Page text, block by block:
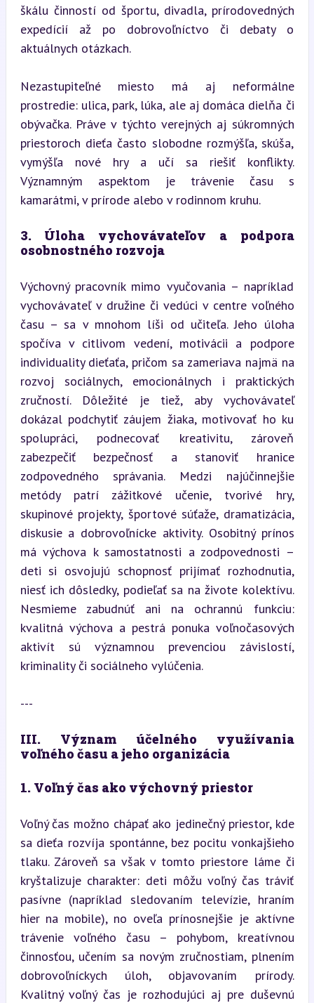
škálu činností od športu, divadla, prírodovedných
expedícií až po dobrovoľníctvo či debaty o
aktuálnych otázkach.
Nezastupiteľné miesto má aj neformálne
prostredie: ulica, park, lúka, ale aj domáca dielňa či
obývačka. Práve v týchto verejných aj súkromných
priestoroch dieťa často slobodne rozmýšľa, skúša,
vymýšľa nové hry a učí sa riešiť konflikty.
Významným aspektom je trávenie času s
kamarátmi, v prírode alebo v rodinnom kruhu.
3. Úloha vychovávateľov a podpora
osobnostného rozvoja
Výchovný pracovník mimo vyučovania – napríklad
vychovávateľ v družine či vedúci v centre voľného
času – sa v mnohom líši od učiteľa. Jeho úloha
spočíva v citlivom vedení, motivácii a podpore
individuality dieťaťa, pričom sa zameriava najmä na
rozvoj sociálnych, emocionálnych i praktických
zručností. Dôležité je tiež, aby vychovávateľ
dokázal podchytiť záujem žiaka, motivovať ho ku
spolupráci, podnecovať kreativitu, zároveň
zabezpečiť bezpečnosť a stanoviť hranice
zodpovedného správania. Medzi najúčinnejšie
metódy patrí zážitkové učenie, tvorivé hry,
skupinové projekty, športové súťaže, dramatizácia,
diskusie a dobrovoľnícke aktivity. Osobitný prínos
má výchova k samostatnosti a zodpovednosti –
deti si osvojujú schopnosť prijímať rozhodnutia,
niesť ich dôsledky, podieľať sa na živote kolektívu.
Nesmieme zabudnúť ani na ochrannú funkciu:
kvalitná výchova a pestrá ponuka voľnočasových
aktivít sú významnou prevenciou závislostí,
kriminality či sociálneho vylúčenia.
---
III. Význam účelného využívania
voľného času a jeho organizácia
1. Voľný čas ako výchovný priestor
Voľný čas možno chápať ako jedinečný priestor, kde
sa dieťa rozvíja spontánne, bez pocitu vonkajšieho
tlaku. Zároveň sa však v tomto priestore láme či
kryštalizuje charakter: deti môžu voľný čas tráviť
pasívne (napríklad sledovaním televízie, hraním
hier na mobile), no oveľa prínosnejšie je aktívne
trávenie voľného času – pohybom, kreatívnou
činnosťou, učením sa novým zručnostiam, plnením
dobrovoľníckych úloh, objavovaním prírody.
Kvalitný voľný čas je rozhodujúci aj pre duševnú